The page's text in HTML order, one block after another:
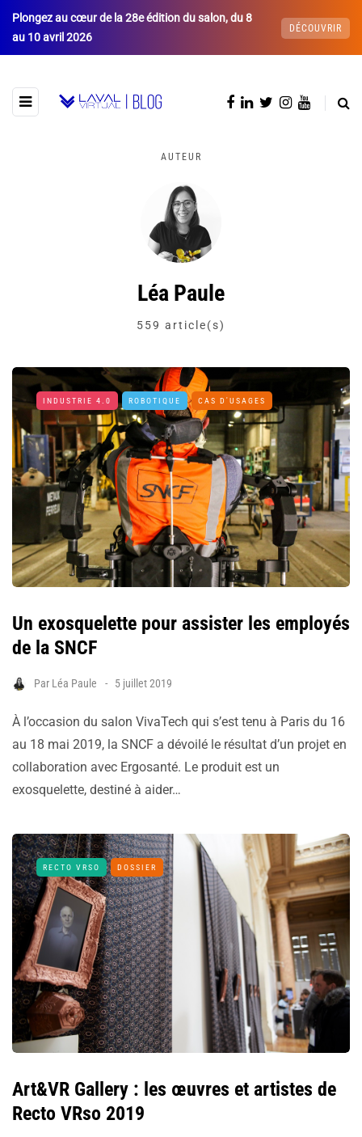
Plongez au cœur de la 28e édition du salon, du 8
au 10 avril 2026
DÉCOUVRIR
AUTEUR
Léa Paule
559 article(s)
INDUSTRIE 4.0 ROBOTIQUE CAS D'USAGES
Un exosquelette pour assister les employés
de la SNCF
Par Léa Paule 5 juillet 2019
À l’occasion du salon VivaTech qui s’est tenu à Paris du 16
au 18 mai 2019, la SNCF a dévoilé le résultat d’un projet en
collaboration avec Ergosanté. Le produit est un
exosquelette, destiné à aider…
RECTO VRSO DOSSIER
Art&VR Gallery : les œuvres et artistes de
Recto VRso 2019